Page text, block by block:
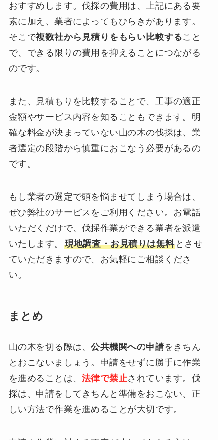
おすすめします。伐採の費用は、上記にある要
素に加え、業者によってもひらきがあります。
そこで複数社から見積りをもらい比較する こと
で、できる限りの費用を抑えることにつながる
のです。
また、見積もりを比較することで、工事の適正
金額やサービス内容を知ることもできます。明
確な料金が決まっていない山の木の伐採は、業
者選定の段階から慎重におこなう必要があるの
です。
もし業者の選定で頭を悩ませてしまう場合は、
ぜひ弊社のサービスをご利用ください。お電話
いただくだけで、伐採作業ができる業者を派遣
いたします。 現地調査・お見積りは無料 とさせ
ていただきますので、お気軽にご相談くださ
い。
まとめ
山の木を切る際は、公共機関への申請をきちん
とおこないましょう。申請をせずに勝手に作業
を進めることは、法律で禁止されています。伐
採は、申請をしてきちんと準備をおこない、正
しい方法で作業を進めることが大切です。